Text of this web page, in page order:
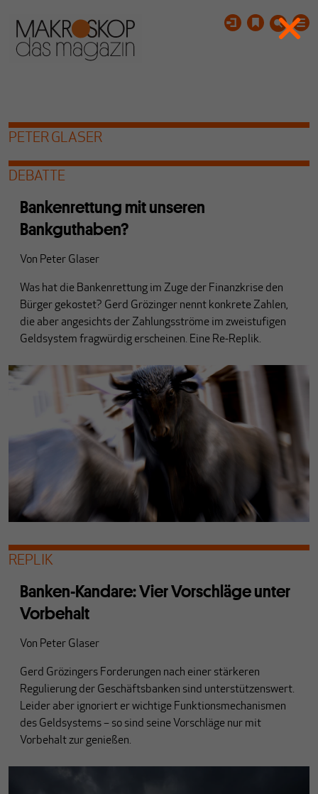
PETER GLASER
DEBATTE
Bankenrettung mit unseren
Bankguthaben?
Von Peter Glaser
Was hat die Bankenrettung im Zuge der Finanzkrise den
Bürger gekostet? Gerd Grözinger nennt konkrete Zahlen,
die aber angesichts der Zahlungsströme im zweistufigen
Geldsystem fragwürdig erscheinen. Eine Re-Replik.
REPLIK
Banken-Kandare: Vier Vorschläge unter
Vorbehalt
Von Peter Glaser
Gerd Grözingers Forderungen nach einer stärkeren
Regulierung der Geschäftsbanken sind unterstützenswert.
Leider aber ignoriert er wichtige Funktionsmechanismen
des Geldsystems – so sind seine Vorschläge nur mit
Vorbehalt zur genießen.